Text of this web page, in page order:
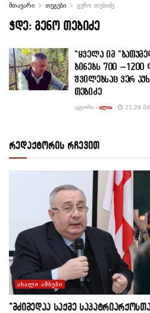
მთავარი თეგები გენო თებიძე
ჭდე: გენო თებიძე
“ყველა იმ
ბინებს 700
შვილებსაც ვერ
თებიძე
ᲐᲕᲢᲝᲠᲘ - ᲐᲚᲘᲐ 21:28
რედაქტორის რჩევით
ᲐᲮᲐᲚᲘ ᲐᲛᲑᲔᲑᲘ
“მძიმედაა საქმე